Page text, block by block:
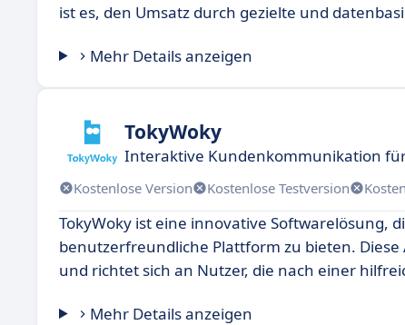
ist es, den Umsatz durch gezielte und
Mehr Details anzeigen
TokyWoky
Interaktive Kundenkommunikation
Kostenlose Version Kostenlose Testversion
TokyWoky ist eine innovative Softwarelösung,
benutzerfreundliche Plattform zu bieten.
und richtet sich an Nutzer, die nach einer
Mehr Details anzeigen